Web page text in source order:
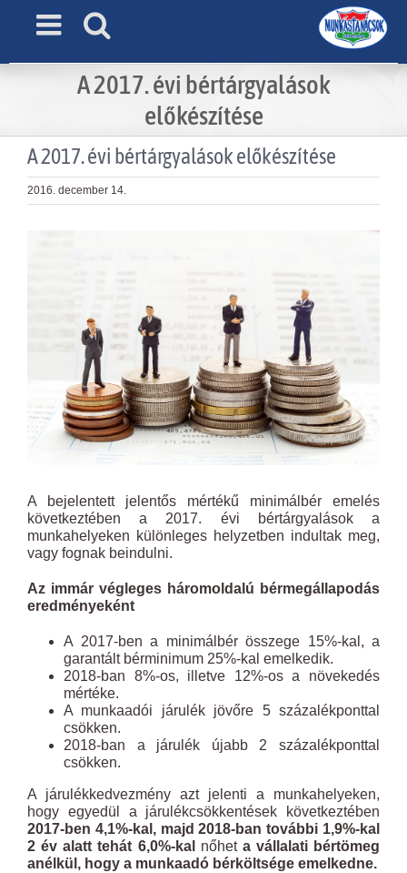
A 2017. évi bértárgyalások
előkészítése
A 2017. évi bértárgyalások előkészítése
2016. december 14.
A bejelentett jelentős mértékű minimálbér emelés
következtében a 2017. évi bértárgyalások a
munkahelyeken különleges helyzetben indultak meg,
vagy fognak beindulni.
Az immár végleges háromoldalú bérmegállapodás
eredményeként
A 2017-ben a minimálbér összege 15%-kal, a
garantált bérminimum 25%-kal emelkedik.
2018-ban 8%-os, illetve 12%-os a növekedés
mértéke.
A munkaadói járulék jövőre 5 százalékponttal
csökken.
2018-ban a járulék újabb 2 százalékponttal
csökken.
A járulékkedvezmény azt jelenti a munkahelyeken,
hogy egyedül a járulékcsökkentések következtében
2017-ben 4,1%-kal, majd 2018-ban további 1,9%-kal
2 év alatt tehát 6,0%-kal nőhet a vállalati bértömeg
anélkül, hogy a munkaadó bérköltsége emelkedne.